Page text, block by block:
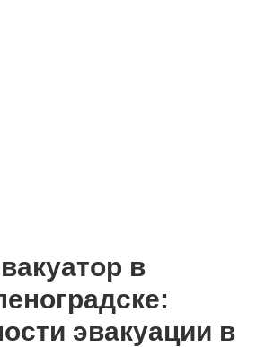
в
эвакуации в